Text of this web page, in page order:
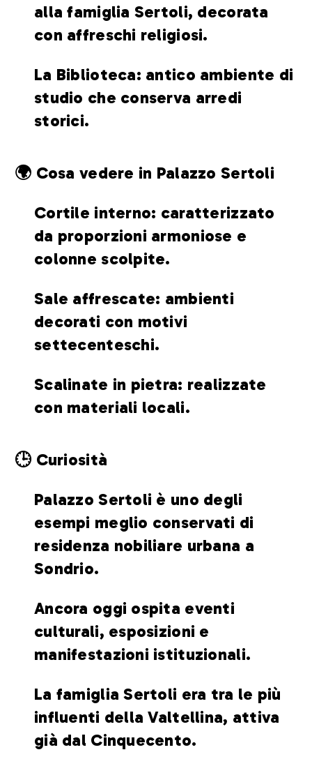
alla famiglia Sertoli, decorata
con affreschi religiosi.
La Biblioteca: antico ambiente di
studio che conserva arredi
storici.
🌍 Cosa vedere in Palazzo Sertoli
Cortile interno: caratterizzato
da proporzioni armoniose e
colonne scolpite.
Sale affrescate: ambienti
decorati con motivi
settecenteschi.
Scalinate in pietra: realizzate
con materiali locali.
🕒 Curiosità
Palazzo Sertoli è uno degli
esempi meglio conservati di
residenza nobiliare urbana a
Sondrio.
Ancora oggi ospita eventi
culturali, esposizioni e
manifestazioni istituzionali.
La famiglia Sertoli era tra le più
influenti della Valtellina, attiva
già dal Cinquecento.